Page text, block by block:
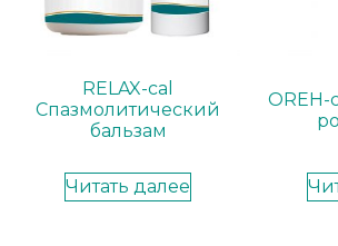
RELAX-cal
Спазмолитический
бальзам
Читать далее
OREH-